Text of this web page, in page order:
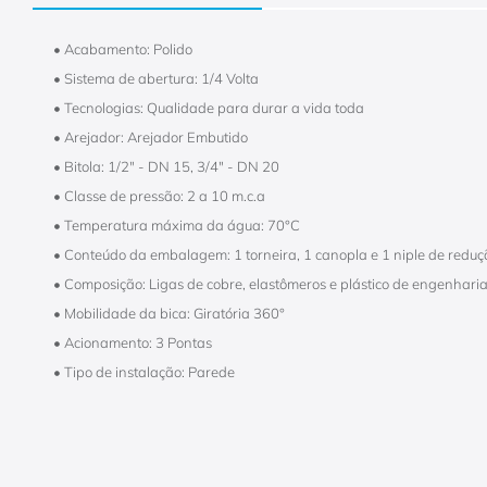
• Acabamento: Polido
• Sistema de abertura: 1/4 Volta
• Tecnologias: Qualidade para durar a vida toda
• Arejador: Arejador Embutido
• Bitola: 1/2" - DN 15, 3/4" - DN 20
• Classe de pressão: 2 a 10 m.c.a
• Temperatura máxima da água: 70°C
• Conteúdo da embalagem: 1 torneira, 1 canopla e 1 niple de
• Composição: Ligas de cobre, elastômeros e plástico de engenharia.
• Mobilidade da bica: Giratória 360°
• Acionamento: 3 Pontas
• Tipo de instalação: Parede